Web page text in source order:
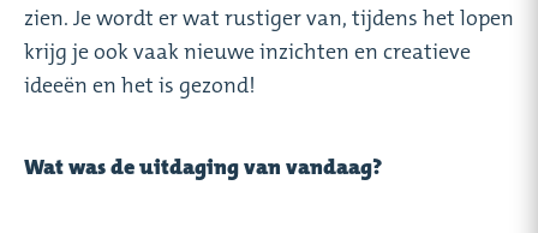
zien. Je wordt er wat rustiger van, tijdens het lopen
krijg je ook vaak nieuwe inzichten en creatieve
ideeën en het is gezond!
Wat was de uitdaging van vandaag?